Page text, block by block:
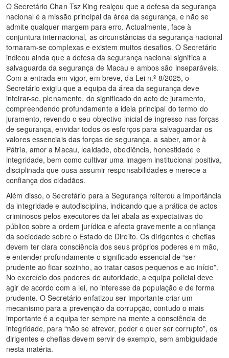
O Secretário Chan Tsz King realçou que a defesa da segurança
nacional é a missão principal da área da segurança, e não se
admite qualquer margem para erro. Actualmente, face à
conjuntura internacional, as circunstâncias da segurança nacional
tornaram-se complexas e existem muitos desafios. O Secretário
indicou ainda que a defesa da segurança nacional significa a
salvaguarda da segurança de Macau e ambos são inseparáveis.
Com a entrada em vigor, em breve, da Lei n.º 8/2025, o
Secretário exigiu que a equipa da área da segurança deve
inteirar-se, plenamente, do significado do acto de juramento,
compreendendo profundamente a ideia principal do termo do
juramento, revendo o seu objectivo inicial de ingresso nas forças
de segurança, envidar todos os esforços para salvaguardar os
valores essenciais das forças de segurança, a saber, amor à
Pátria, amor a Macau, lealdade, obediência, honestidade e
integridade, bem como cultivar uma imagem institucional positiva,
disciplinada que ousa assumir responsabilidades e merece a
confiança dos cidadãos.
Além disso, o Secretário para a Segurança reiterou a importância
da integridade e autodisciplina, indicando que a prática de actos
criminosos pelos executores da lei abala as expectativas do
público sobre a ordem jurídica e afecta gravemente a confiança
da sociedade sobre o Estado de Direito. Os dirigentes e chefias
devem ter clara consciência dos seus próprios poderes em mão,
e entender profundamente o significado essencial de “ser
prudente ao ficar sozinho, ao tratar casos pequenos e ao início”.
No exercício dos poderes de autoridade, a equipa policial deve
agir de acordo com a lei, no interesse da população e de forma
prudente. O Secretário enfatizou ser importante criar um
mecanismo para a prevenção da corrupção, contudo o mais
importante é a equipa ter sempre na mente a consciência de
integridade, para “não se atrever, poder e quer ser corrupto”, os
dirigentes e chefias devem servir de exemplo, sem ambiguidade
nesta matéria.